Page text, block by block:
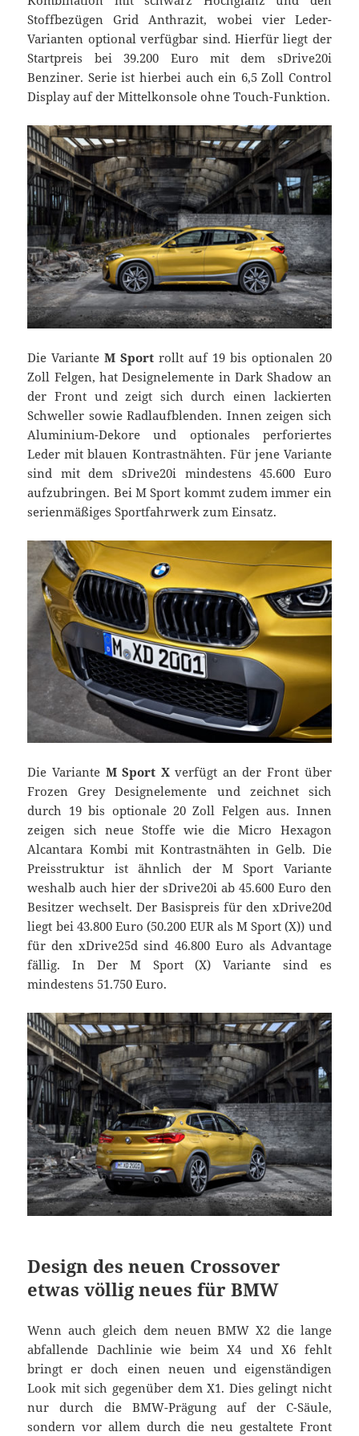
Stoffbezügen Grid Anthrazit, wobei vier Leder-
Varianten optional verfügbar sind. Hierfür liegt der
Startpreis bei 39.200 Euro mit dem sDrive20i
Benziner. Serie ist hierbei auch ein 6,5 Zoll Control
Display auf der Mittelkonsole ohne Touch-Funktion.
Die VarianteM Sport rollt auf 19 bis optionalen 20
Zoll Felgen, hat Designelemente in Dark Shadow an
der Front und zeigt sich durch einen lackierten
Schweller sowie Radlaufblenden. Innen zeigen sich
Aluminium-Dekore und optionales perforiertes
Leder mit blauen Kontrastnähten. Für jene Variante
sind mit dem sDrive20i mindestens 45.600 Euro
aufzubringen. Bei M Sport kommt zudem immer ein
serienmäßiges Sportfahrwerk zum Einsatz.
Die Variante M Sport Xverfügt an der Front über
Frozen Grey Designelemente und zeichnet sich
durch 19 bis optionale 20 Zoll Felgen aus. Innen
zeigen sich neue Stoffe wie die Micro Hexagon
Alcantara Kombi mit Kontrastnähten in Gelb. Die
Preisstruktur ist ähnlich der M Sport Variante
weshalb auch hier der sDrive20i ab 45.600 Euro den
Besitzer wechselt. Der Basispreis für den xDrive20d
liegt bei 43.800 Euro (50.200 EUR als M Sport (X)) und
für den xDrive25d sind 46.800 Euro als Advantage
fällig. In Der M Sport (X) Variante sind es
mindestens 51.750 Euro.
Design des neuen Crossover
etwas völlig neues für BMW
Wenn auch gleich dem neuen BMW X2 die lange
abfallende Dachlinie wie beim X4 und X6 fehlt
bringt er doch einen neuen und eigenständigen
Look mit sich gegenüber dem X1. Dies gelingt nicht
nur durch die BMW-Prägung auf der C-Säule,
sondern vor allem durch die neu gestaltete Front